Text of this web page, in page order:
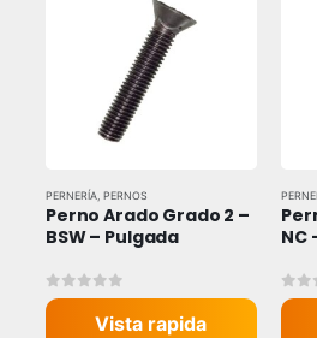
PERNERÍA, PERNOS
Perno Arado Grado 2 –
BSW – Pulgada
0out of 5
Vista rapida
NC
0